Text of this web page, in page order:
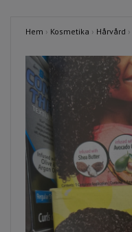
Hem › Kosmetika › Hårvård ›